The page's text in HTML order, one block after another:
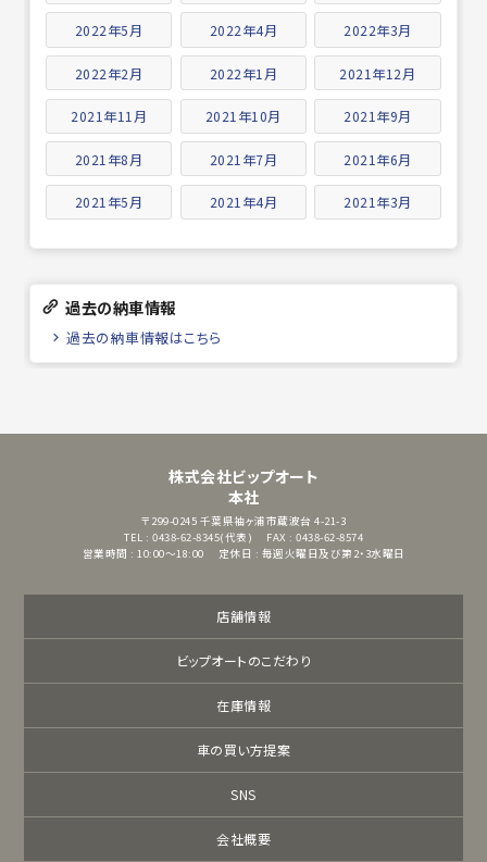
2022年5月 2022年4月 2022年3月
2022年2月 2022年1月 2021年12月
2021年11月 2021年10月 2021年9月
2021年8月 2021年7月 2021年6月
2021年5月 2021年4月 2021年3月
過去の納車情報
過去の納車情報はこちら
株式会社ビップオート
本社
〒299-0245 千葉県袖ヶ浦市蔵波台 4-21-3
TEL : 0438-62-8345(代表)
FAX : 0438-62-8574
営業時間 : 10:00～18:00
定休日 : 毎週火曜日及び第2・3水曜日
店舗情報
ビップオートのこだわり
在庫情報
車の買い方提案
SNS
会社概要